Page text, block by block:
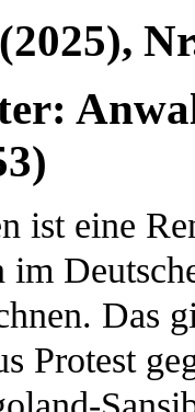
ist eine
im
Das
Protest